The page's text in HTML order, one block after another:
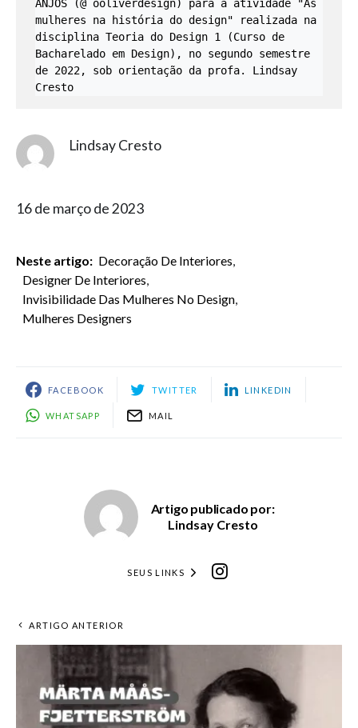
ANJOS (@ ooliverdesign) para a atividade "As
mulheres na história do design" realizada na
disciplina Teoria do Design 1 (Curso de
Bacharelado em Design), no segundo semestre
de 2022, sob orientação da profa. Lindsay
Cresto
Lindsay Cresto
16 de março de 2023
Neste artigo: Decoração De Interiores,
Designer De Interiores,
Invisibilidade Das Mulheres No Design,
Mulheres Designers
FACEBOOK TWITTER LINKEDIN
WHATSAPP MAIL
Artigo publicado por:
Lindsay Cresto
SEUS LINKS
ARTIGO ANTERIOR